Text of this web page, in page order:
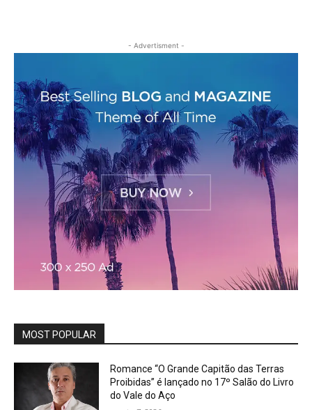
- Advertisment -
MOST POPULAR
Romance “O Grande Capitão das Terras
Proibidas” é lançado no 17º Salão do Livro
do Vale do Aço